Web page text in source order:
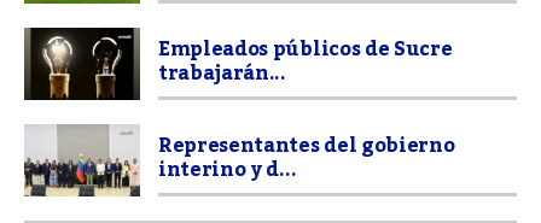
Empleados públicos de Sucre
trabajarán...
Representantes del gobierno
interino y d...